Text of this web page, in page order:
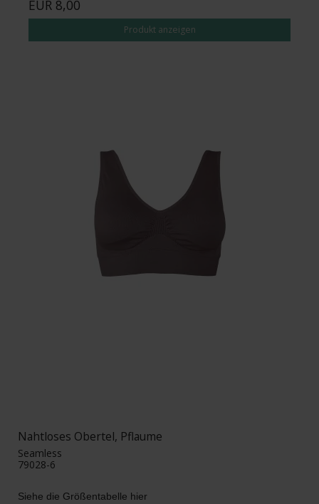
EUR 8,00
Produkt anzeigen
Nahtloses Obertel, Pflaume
Seamless
79028-6
Siehe die Größentabelle hier